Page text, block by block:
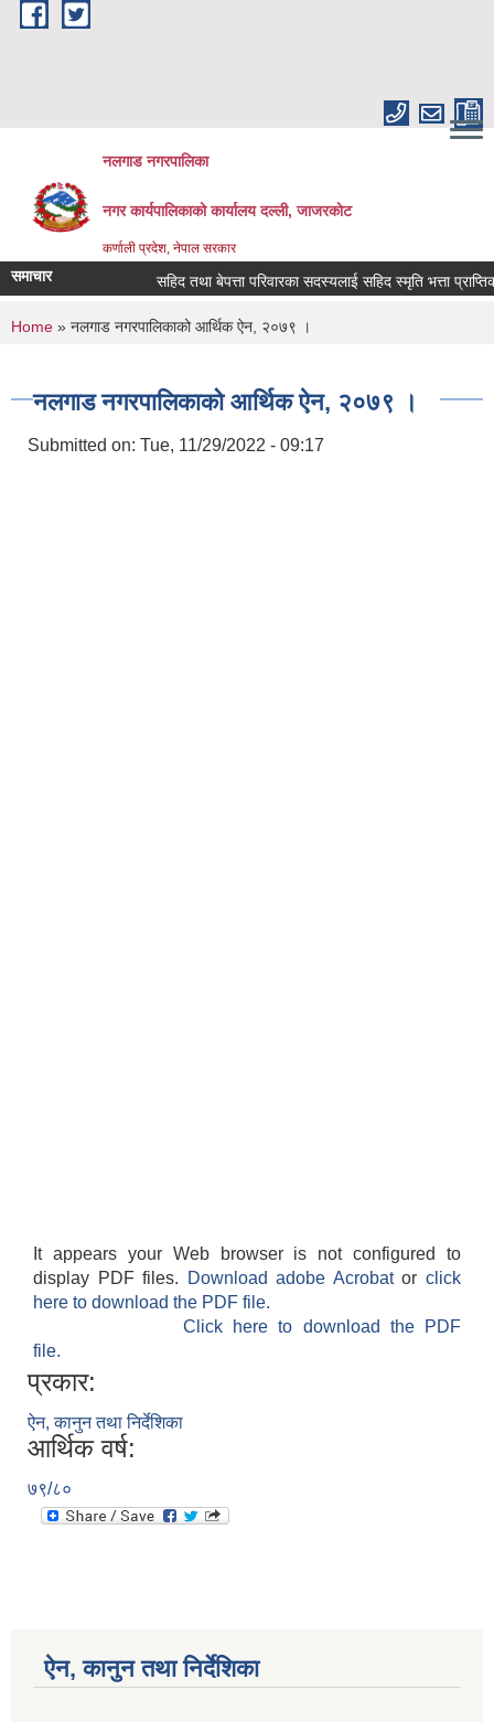
Skip to main content
नलगाड नगरपालिका
नगर कार्यपालिकाको कार्यालय दल्ली, जाजरकाेट
कर्णाली प्रदेश, नेपाल सरकार
समाचार सहिद तथा बेपत्ता परिवारका सदस्यलाई सहिद स्मृति भत्ता प्राप्तिको
You are here
Home » नलगाड नगरपालिकाको आर्थिक ऐन, २०७९ ।
नलगाड नगरपालिकाको आर्थिक ऐन, २०७९ ।
Submitted on: Tue, 11/29/2022 - 09:17
It appears your Web browser is not configured to
display PDF files.
Download adobe Acrobatorclick
here to download the PDF file.
Click here to download the PDF
file.
प्रकार:
ऐन, कानुन तथा निर्देशिका
आर्थिक वर्ष:
७९/८०
ऐन, कानुन तथा निर्देशिका